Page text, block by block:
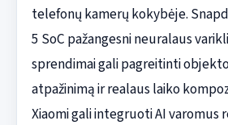
telefonų kamerų kokybėje.
5 SoC pažangesni neuralaus
sprendimai gali pagreitinti
atpažinimą ir realaus laiko
Xiaomi gali integruoti AI varomus